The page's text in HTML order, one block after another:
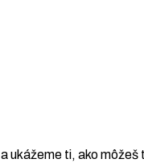
ukážeme ti, ako môžeš